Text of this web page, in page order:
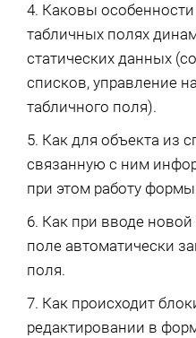
4. Каковы
табличных полях
статических данных
списков, управление
табличного поля).
5. Как для объекта из
связанную с ним
при этом работу
6. Как при вводе
поле автоматически
поля.
7. Как происходит
редактировании в